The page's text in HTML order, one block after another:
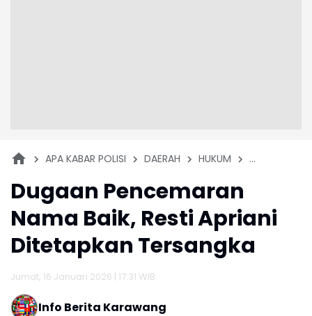
APA KABAR POLISI DAERAH HUKUM KRIMINAL
Dugaan Pencemaran
Nama Baik, Resti Apriani
Ditetapkan Tersangka
Jumat, 16 Januari 2026 | 17:31 WIB
Info Berita Karawang